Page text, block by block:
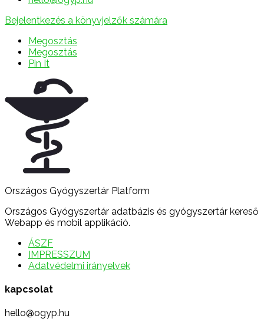
Bejelentkezés a könyvjelzők számára
Megosztás
Megosztás
Pin It
Országos Gyógyszertár Platform
Országos Gyógyszertár adatbázis és gyógyszertár kereső
Webapp és mobil applikáció.
ÁSZF
IMPRESSZUM
Adatvédelmi irányelvek
kapcsolat
hello@ogyp.hu